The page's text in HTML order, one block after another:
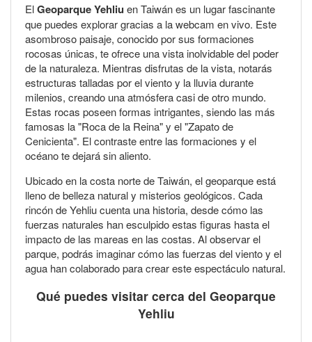
ElGeoparque Yehliu en Taiwán es un lugar fascinante
que puedes explorar gracias a la webcam en vivo. Este
asombroso paisaje, conocido por sus formaciones
rocosas únicas, te ofrece una vista inolvidable del poder
de la naturaleza. Mientras disfrutas de la vista, notarás
estructuras talladas por el viento y la lluvia durante
milenios, creando una atmósfera casi de otro mundo.
Estas rocas poseen formas intrigantes, siendo las más
famosas la "Roca de la Reina" y el "Zapato de
Cenicienta". El contraste entre las formaciones y el
océano te dejará sin aliento.
Ubicado en la costa norte de Taiwán, el geoparque está
lleno de belleza natural y misterios geológicos. Cada
rincón de Yehliu cuenta una historia, desde cómo las
fuerzas naturales han esculpido estas figuras hasta el
impacto de las mareas en las costas. Al observar el
parque, podrás imaginar cómo las fuerzas del viento y el
agua han colaborado para crear este espectáculo natural.
Qué puedes visitar cerca del Geoparque
Yehliu